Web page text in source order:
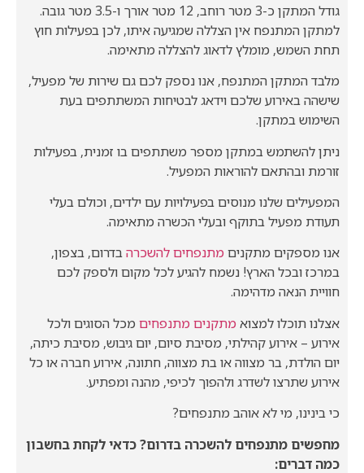
גודל המתקן כ-3 מטר רוחב, 12 מטר אורך ו-3.5 מטר גובה.
למתקן המתנפח אין הצללה שמגיעה איתו, לכן בפעילות חוץ
תחת השמש, מומלץ לדאוג להצללה מתאימה.
מלבד המתקן המתנפח, אנו נספק לכם גם שירות של מפעיל,
שישהה באירוע שלכם וידאג לבטיחות המשתתפים בעת
השימוש במתקן.
ניתן להשתמש במתקן מספר משתתפים בו זמנית, בפעילות
זורמת ובהתאם להוראות המפעיל.
המפעילים שלנו מנוסים בפעילויות עם ילדים, וכולם בעלי
תעודת מפעיל בתוקף ובעלי הכשרה מתאימה.
אנו מספקים מתקניםמתנפחים להשכרהבדרום, בצפון,
במרכז ובכל הארץ! נשמח להגיע לכל מקום ולספק לכם
חוויית הנאה מדהימה.
אצלנו תוכלו למצואמתקנים מתנפחים מכל הסוגים ולכל
אירוע – אירוע קהילתי, מסיבת סיום, יום גיבוש, מסיבת כיתה,
יום הולדת, בר מצווה או בת מצווה, חתונה, אירוע חברה או כל
אירוע שתרצו לשדרג ולהפוך לכיפי, מהנה ומפתיע.
כי בינינו, מי לא אוהב מתנפחים?
מחפשים מתנפחים להשכרה בדרום? כדאי לקחת בחשבון
כמה דברים: